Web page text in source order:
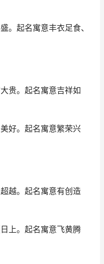
起名寓意丰衣足食、
贵。起名寓意吉祥如
好。起名寓意繁荣兴
越。起名寓意有创造
上。起名寓意飞黄腾